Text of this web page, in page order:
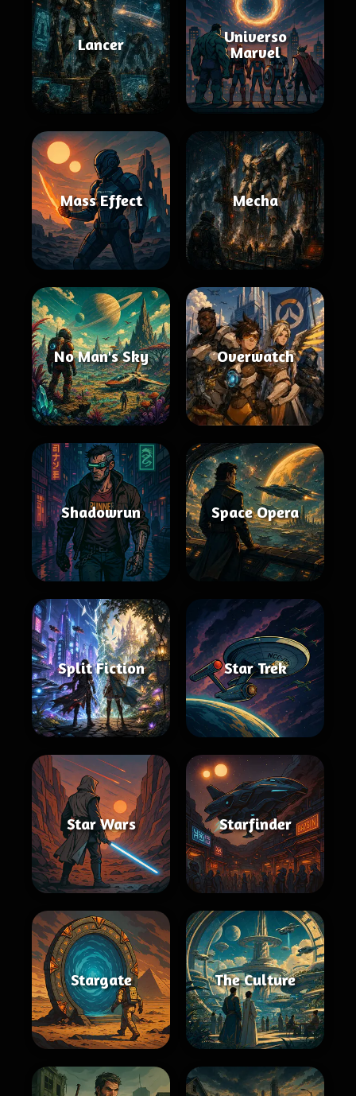
Lancer
Universo
Marvel
Mass Effect Mecha
No Man's Sky Overwatch
Shadowrun Space Opera
Split Fiction Star Trek
Star Wars Starfinder
Stargate The Culture